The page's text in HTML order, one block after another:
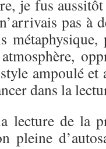
je fus
pas à
ampoulé
dans la
lecture de la
pleine